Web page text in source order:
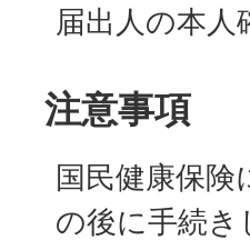
届出人の本人
注意事項
国民健康保
の後に手続き